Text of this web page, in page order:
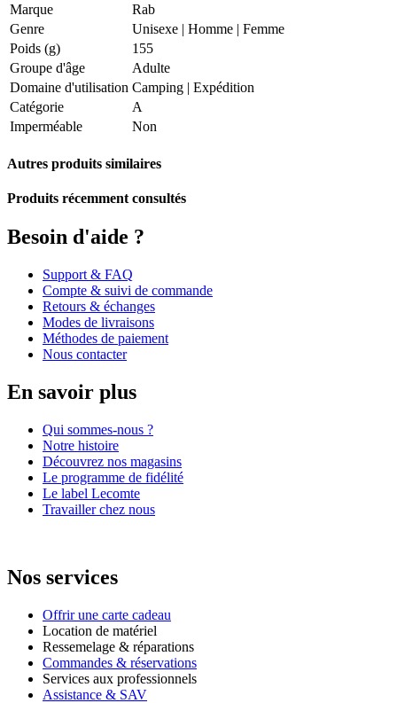
Marque
Rab
Genre
Unisexe | Homme | Femme
Poids (g)
155
Groupe d'âge
Adulte
Domaine d'utilisation Camping | Expédition
Catégorie
A
Imperméable
Non
Autres produits similaires
Produits récemment consultés
Besoin d'aide ?
Support & FAQ
Compte & suivi de commande
Retours & échanges
Modes de livraisons
Méthodes de paiement
Nous contacter
En savoir plus
Qui sommes-nous ?
Notre histoire
Découvrez nos magasins
Le programme de fidélité
Le label Lecomte
Travailler chez nous
Nos services
Offrir une carte cadeau
Location de matériel
Ressemelage & réparations
Commandes & réservations
Services aux professionnels
Assistance & SAV